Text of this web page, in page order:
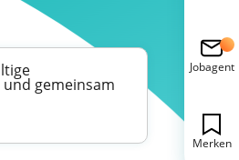
gemeinsam
Jobagent
Merken